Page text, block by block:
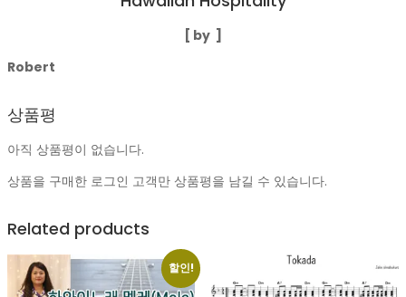
[ by ]
Robert
상품평
아직 상품평이 없습니다.
상품을 구매한 로그인 고객만 상품평을 남길 수 있습니다.
Related products
할인!